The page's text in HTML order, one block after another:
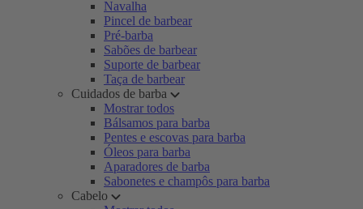
Navalha
Pincel de barbear
Pré-barba
Sabões de barbear
Suporte de barbear
Taça de barbear
Cuidados de barba
Mostrar todos
Bálsamos para barba
Pentes e escovas para barba
Óleos para barba
Aparadores de barba
Sabonetes e champôs para barba
Cabelo